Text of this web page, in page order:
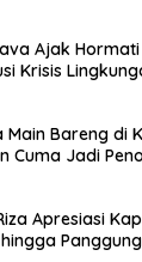
Ajak
Krisis
Main Bareng di
Cuma Jadi
Apresiasi